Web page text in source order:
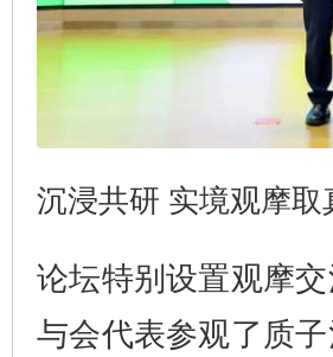
沉浸共研 实境观摩取
论坛特别设置观摩
与会代表参观了质